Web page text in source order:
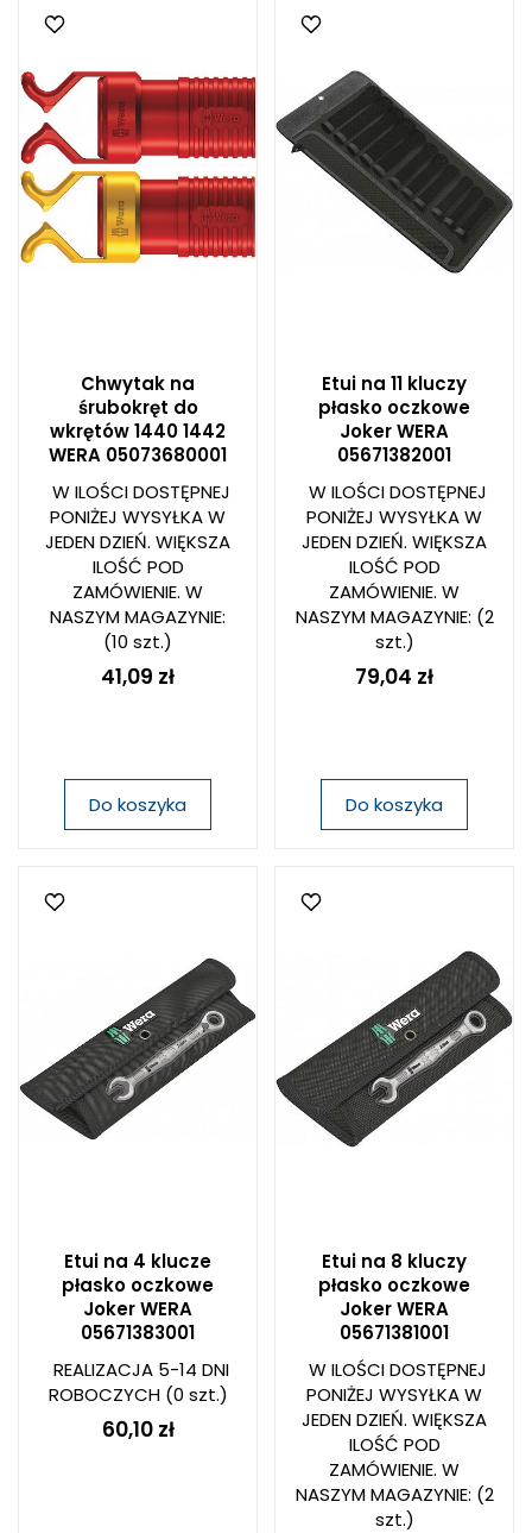
Chwytak na
śrubokręt do
wkrętów 1440 1442
WERA 05073680001
W ILOŚCI DOSTĘPNEJ
PONIŻEJ WYSYŁKA W
JEDEN DZIEŃ. WIĘKSZA
ILOŚĆ POD
ZAMÓWIENIE. W
NASZYM MAGAZYNIE:
(10 szt.)
41,09 zł
Do koszyka
Etui na 11 kluczy
płasko oczkowe
Joker WERA
05671382001
W ILOŚCI DOSTĘPNEJ
PONIŻEJ WYSYŁKA W
JEDEN DZIEŃ. WIĘKSZA
ILOŚĆ POD
ZAMÓWIENIE. W
NASZYM MAGAZYNIE: (2
szt.)
79,04 zł
Do koszyka
Etui na 4 klucze
płasko oczkowe
Joker WERA
05671383001
REALIZACJA 5-14 DNI
ROBOCZYCH(0 szt.)
60,10 zł
Etui na 8 kluczy
płasko oczkowe
Joker WERA
05671381001
W ILOŚCI DOSTĘPNEJ
PONIŻEJ WYSYŁKA W
JEDEN DZIEŃ. WIĘKSZA
ILOŚĆ POD
ZAMÓWIENIE. W
NASZYM MAGAZYNIE: (2
szt.)